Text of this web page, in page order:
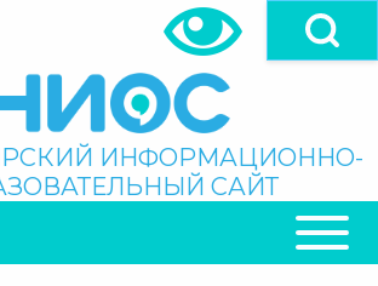
ИНФОРМАЦИОННО-
САЙТ